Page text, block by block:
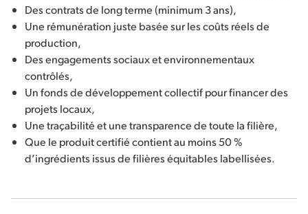
Des contrats de long terme (minimum 3 ans),
Une rémunération juste basée sur les coûts réels de
production,
Des engagements sociaux et environnementaux
contrôlés,
Un fonds de développement collectif pour financer des
projets locaux,
Une traçabilité et une transparence de toute la filière,
Que le produit certifié contient au moins 50 %
d’ingrédients issus de filières équitables labellisées.